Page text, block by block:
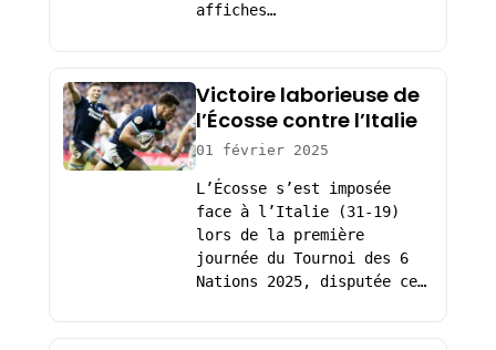
affiches…
Victoire laborieuse de
l’Écosse contre l’Italie
01 février 2025
L’Écosse s’est imposée
face à l’Italie (31-19)
lors de la première
journée du Tournoi des 6
Nations 2025, disputée ce…